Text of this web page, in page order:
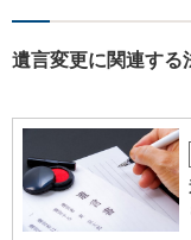
遺言変更に関連する